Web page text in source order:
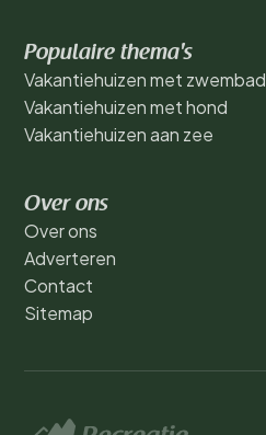
Populaire thema's
Vakantiehuizen met zwembad
Vakantiehuizen met hond
Vakantiehuizen aan zee
Over ons
Over ons
Adverteren
Contact
Sitemap